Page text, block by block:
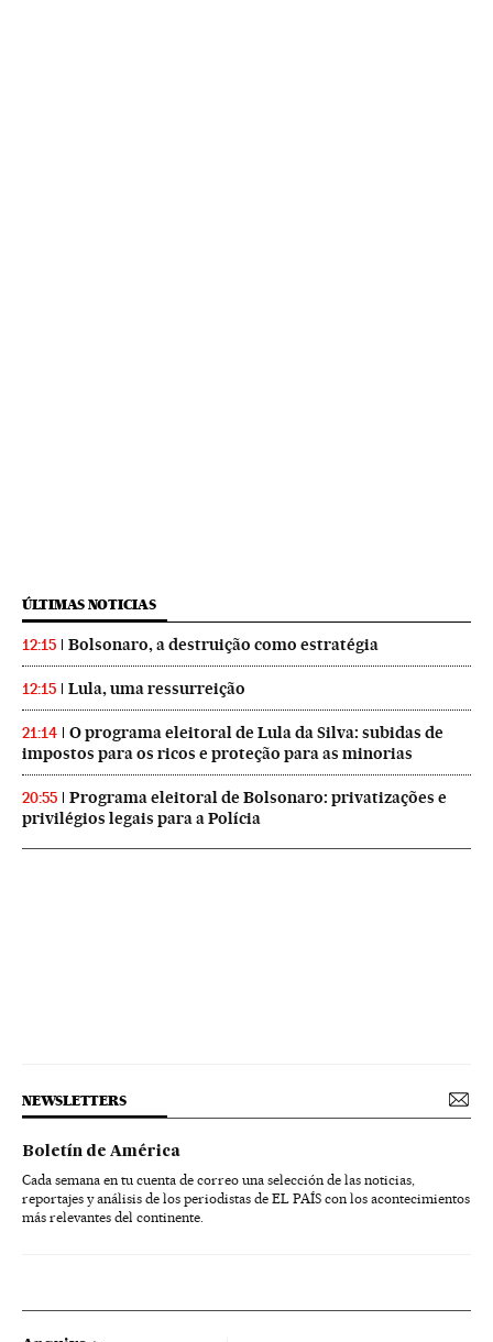
ÚLTIMAS NOTICIAS
12:15 Bolsonaro, a destruição como estratégia
12:15 Lula, uma ressurreição
21:14
O programa eleitoral de Lula da Silva: subidas de
impostos para os ricos e proteção para as minorias
20:55
Programa eleitoral de Bolsonaro: privatizações e
privilégios legais para a Polícia
NEWSLETTERS
Boletín de América
Cada semana en tu cuenta de correo una selección de las noticias,
reportajes y análisis de los periodistas de EL PAÍS con los acontecimientos
más relevantes del continente.